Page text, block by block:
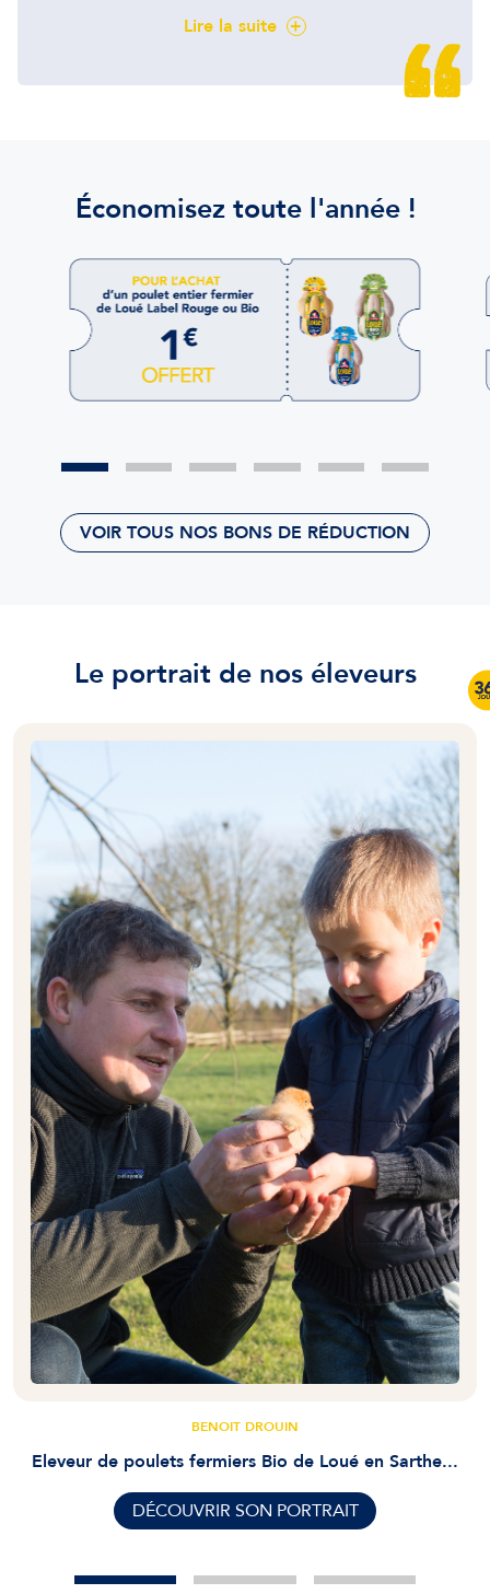
Lire la suite +
Économisez toute l'année !
VOIR TOUS NOS BONS DE RÉDUCTION
Le portrait de nos éleveurs
BENOIT DROUIN
Eleveur de poulets fermiers Bio de Loué en Sarthe...
DÉCOUVRIR SON PORTRAIT